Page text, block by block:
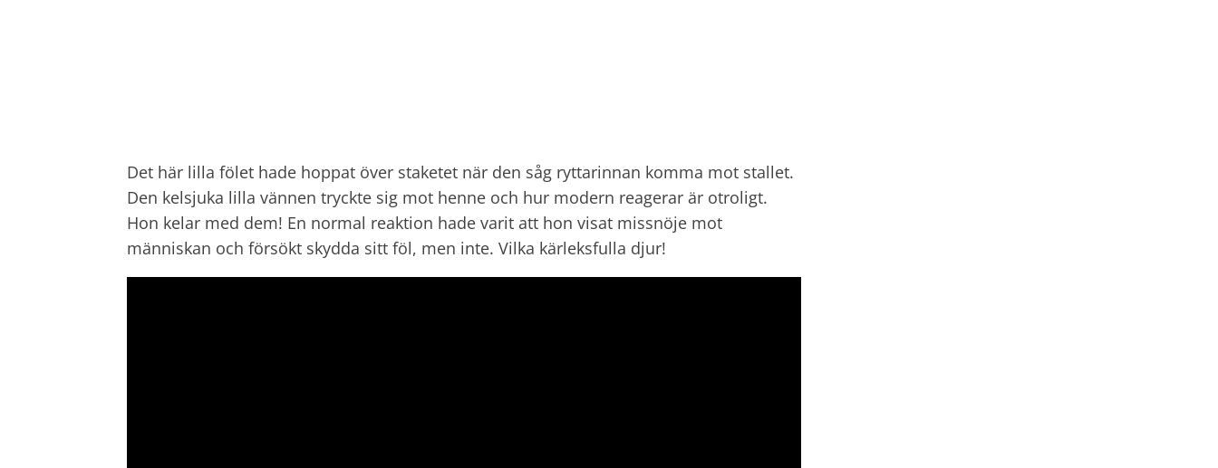
Det här lilla fölet hade hoppat över staketet när den såg ryttarinnan komma mot stallet.
Den kelsjuka lilla vännen tryckte sig mot henne och hur modern reagerar är otroligt.
Hon kelar med dem! En normal reaktion hade varit att hon visat missnöje mot
människan och försökt skydda sitt föl, men inte. Vilka kärleksfulla djur!